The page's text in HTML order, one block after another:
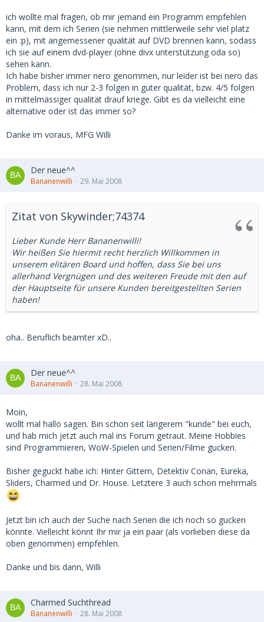
ich wollte mal fragen, ob mir jemand ein Programm empfehlen
kann, mit dem ich Serien (sie nehmen mittlerweile sehr viel platz
ein :p), mit angemessener qualität auf DVD brennen kann, sodass
ich sie auf einem dvd-player (ohne divx unterstützung oda so)
sehen kann.
Ich habe bisher immer nero genommen, nur leider ist bei nero das
Problem, dass ich nur 2-3 folgen in guter qualität, bzw. 4/5 folgen
in mittelmässiger qualität drauf kriege. Gibt es da vielleicht eine
alternative oder ist das immer so?
Danke im voraus, MFG Willi
Der neue^^
Bananenwilli 29. Mai 2008
Zitat von Skywinder;74374
Lieber Kunde Herr Bananenwilli!
Wir heißen Sie hiermit recht herzlich Willkommen in
unserem elitären Board und hoffen, dass Sie bei uns
allerhand Vergnügen und des weiteren Freude mit den auf
der Hauptseite für unsere Kunden bereitgestellten Serien
haben!
oha.. Beruflich beamter xD..
Der neue^^
Bananenwilli 28. Mai 2008
Moin,
wollt mal hallo sagen. Bin schon seit längerem "kunde" bei euch,
und hab mich jetzt auch mal ins Forum getraut. Meine Hobbies
sind Programmieren, WoW-Spielen und Serien/Filme gucken.
Bisher geguckt habe ich: Hinter Gittern, Detektiv Conan, Eureka,
Sliders, Charmed und Dr. House. Letztere 3 auch schon mehrmals
Jetzt bin ich auch der Suche nach Serien die ich noch so gucken
könnte. Vielleicht könnt Ihr mir ja ein paar (als vorlieben diese da
oben genommen) empfehlen.
Danke und bis dann, Willi
Charmed Suchthread
Bananenwilli 28. Mai 2008